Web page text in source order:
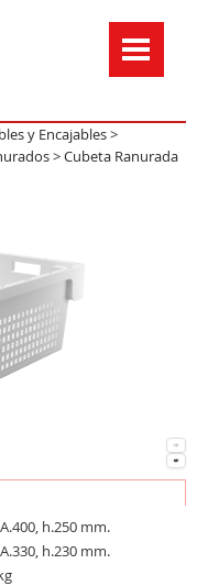
y Encajables>
>Cubeta Ranurada
h.250 mm.
h.230 mm.